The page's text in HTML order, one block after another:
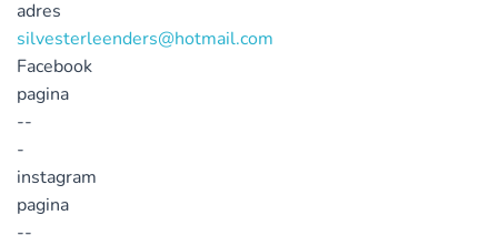
adres
silvesterleenders@hotmail.com
Facebook
pagina
--
-
instagram
pagina
--